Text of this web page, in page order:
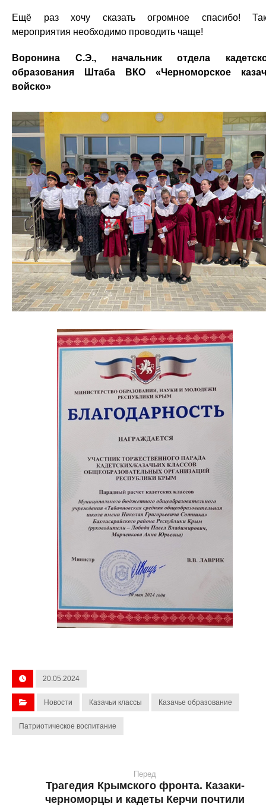
Ещё раз хочу сказать огромное спасибо!
мероприятия необходимо проводить чаще!
Воронина С.Э., начальник отдела
образования Штаба ВКО «Черноморское
войско»
20.05.2024
Новости Казачьи классы Казачье образование
Патриотическое воспитание
Перед
Трагедия Крымского фронта. Казаки-
черноморцы и кадеты Керчи почтили